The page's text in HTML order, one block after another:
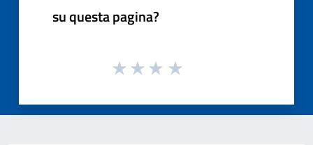
su questa pagina?